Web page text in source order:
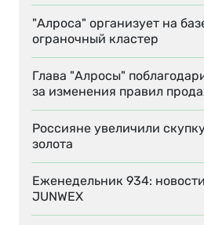
"Алроса" организует на
ограночный кластер
Глава "Алросы"
за изменения правил
Россияне увеличили
золота
Еженедельник 934:
JUNWEX